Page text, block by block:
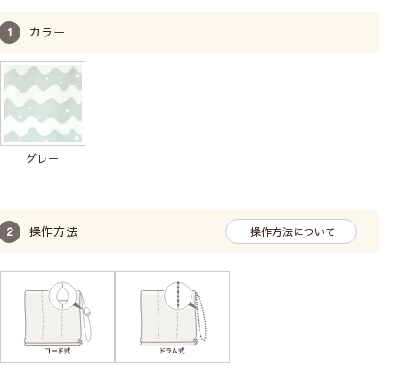
カラー
グレー
操作方法 操作方法について